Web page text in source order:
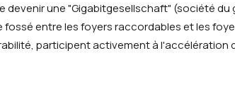
devenir une "Gigabitgesellschaft" (société du
entre les foyers raccordables et les
participent activement à l'accélération